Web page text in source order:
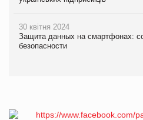
30 квітня 2024
Защита данных на смартфонах:
безопасности